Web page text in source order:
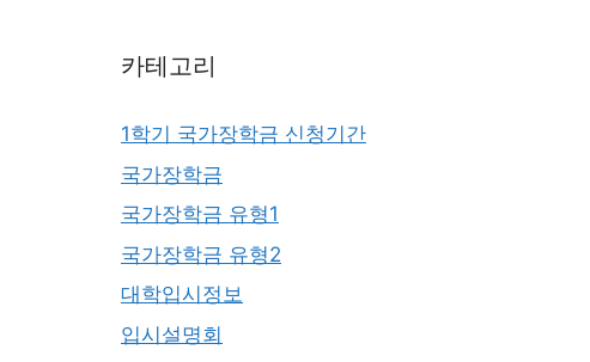
카테고리
1학기 국가장학금 신청기간
국가장학금
국가장학금 유형1
국가장학금 유형2
대학입시정보
입시설명회